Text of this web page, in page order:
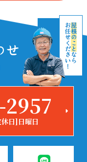
日]日曜日